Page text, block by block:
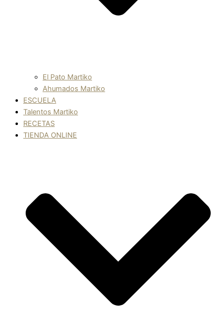
El Pato Martiko
Ahumados Martiko
ESCUELA
Talentos Martiko
RECETAS
TIENDA ONLINE